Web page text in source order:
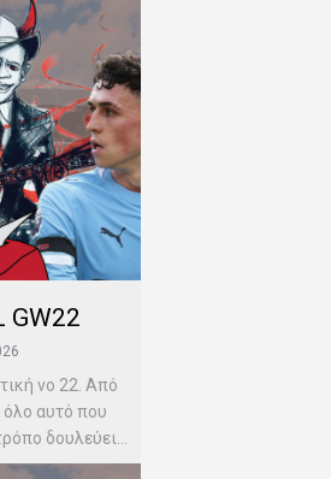
GW22
νο 22. Από
αυτό που
δουλεύει...